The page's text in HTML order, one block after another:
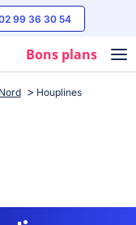
99 36 30 54
Bons plans
Nord Houplines